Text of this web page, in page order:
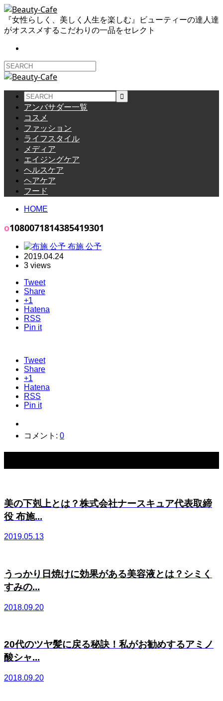
『女性らしく、美しく人生を楽しむ』ビューティーの達人達
がオススメするこだわりの一品をセレクト
アンバサダー一覧
コスメ
ファッション
ライフスタイル
メディア
エイジングケア
ヘルスケア
ヘアケア
フード
HOME
o1080071814385419301
布施 公予
2019.04.24
3 views
Tweet
Share
+1
Hatena
RSS
Pin it
Tweet
Share
+1
Hatena
RSS
Pin it
コメント: 0
美の下剋上とは？株式会社ナースキュア代表取締
役 布施...
2019.05.13
うっかり日焼けに効果がある美容液とは？シミく
すみの...
2018.09.20
20代のツヤ髪に戻る秘訣！私がお勧めするアミノ
酸シャ...
2018.09.20